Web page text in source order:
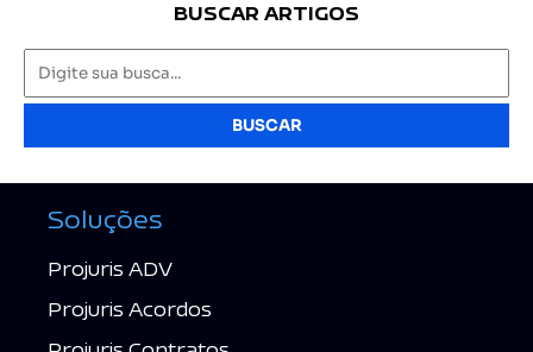
BUSCAR ARTIGOS
BUSCAR
Soluções
Projuris ADV
Projuris Acordos